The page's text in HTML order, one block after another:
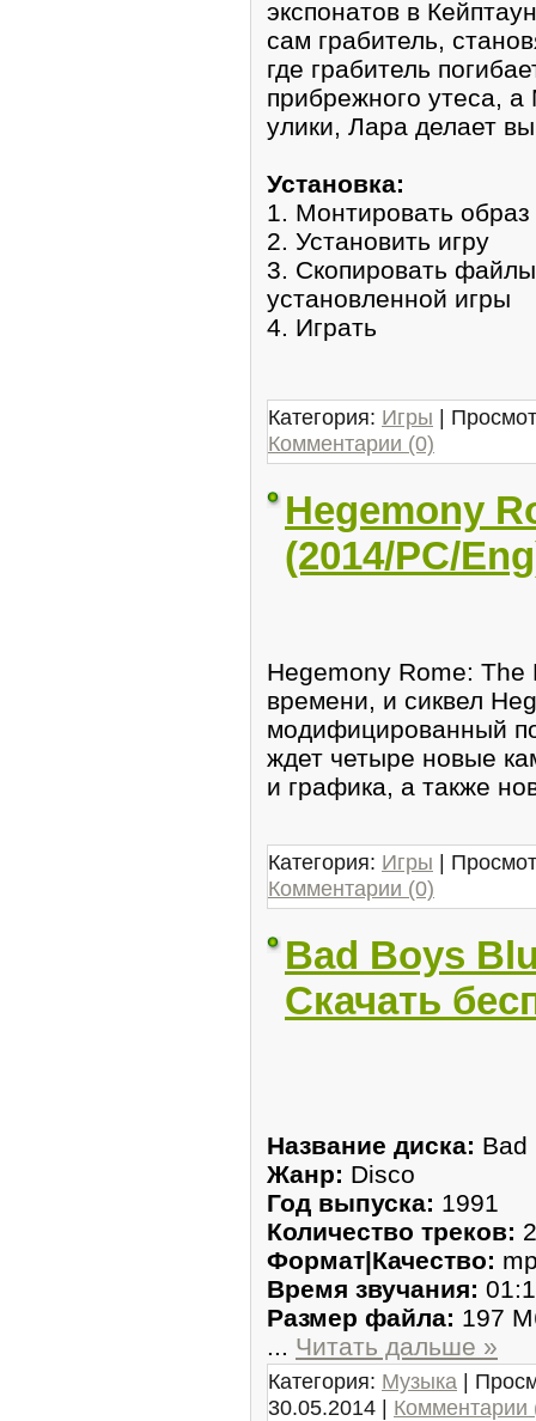
экспонатов в
сам грабитель,
где грабитель
прибрежного утеса,
улики, Лара делает
Установка:
1. Монтировать образ
2. Установить игру
3. Скопировать
установленной игры
4. Играть
Категория: Игры |
Комментарии (0)
Hegemony
(2014/PC/
Hegemony Rome: The
времени, и сиквел
модифицированный
ждет четыре новые
и графика, а также
Категория: Игры |
Комментарии (0)
Bad Boys
Скачать
Название диска: Bad
Жанр: Disco
Год выпуска: 1991
Количество треков:
Формат|Качество:
Время звучания:
Размер файла: 197
... Читать дальше »
Категория: Музыка |
30.05.2014 | Комментарии